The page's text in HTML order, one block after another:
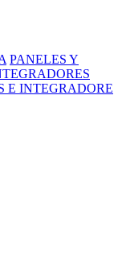
PANELES Y
E INTEGRADORE